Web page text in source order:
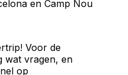
en Camp Nou
Voor de
wat vragen, en
op